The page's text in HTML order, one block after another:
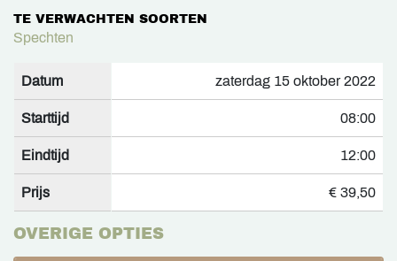
TE VERWACHTEN SOORTEN
Spechten
Datum zaterdag 15 oktober 2022
Starttijd 08:00
Eindtijd 12:00
Prijs € 39,50
OVERIGE OPTIES